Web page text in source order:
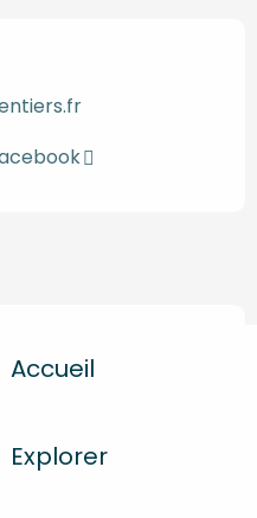
Accueil
Explorer